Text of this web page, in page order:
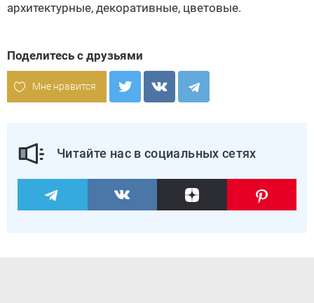
архитектурные, декоративные, цветовые.
Поделитесь с друзьями
Мне нравится
Читайте нас в социальных сетях